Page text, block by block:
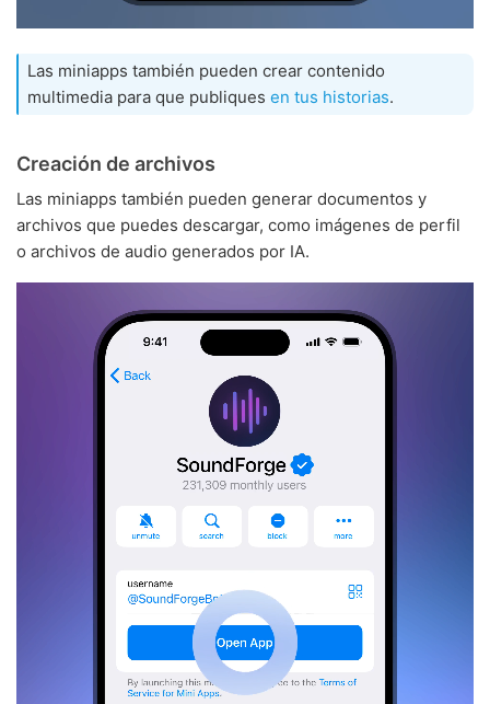
Las miniapps también pueden crear contenido
multimedia para que publiques en tus historias.
Creación de archivos
Las miniapps también pueden generar documentos y
archivos que puedes descargar, como imágenes de perfil
o archivos de audio generados por IA.